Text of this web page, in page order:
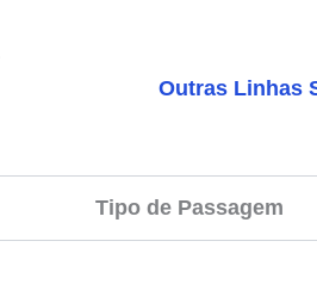
Outras Linhas
Tipo de Passagem